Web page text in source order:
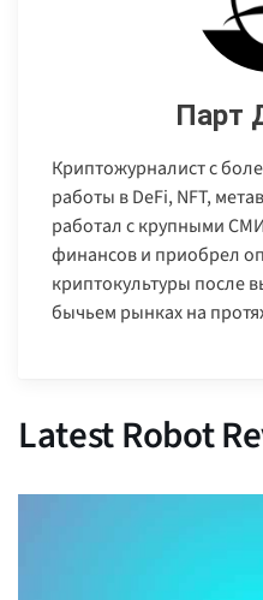
Парт
Криптожурналист с
работы в DeFi, NFT,
работал с крупными
финансов и приобрел
криптокультуры после
бычьем рынках на
Latest Robot